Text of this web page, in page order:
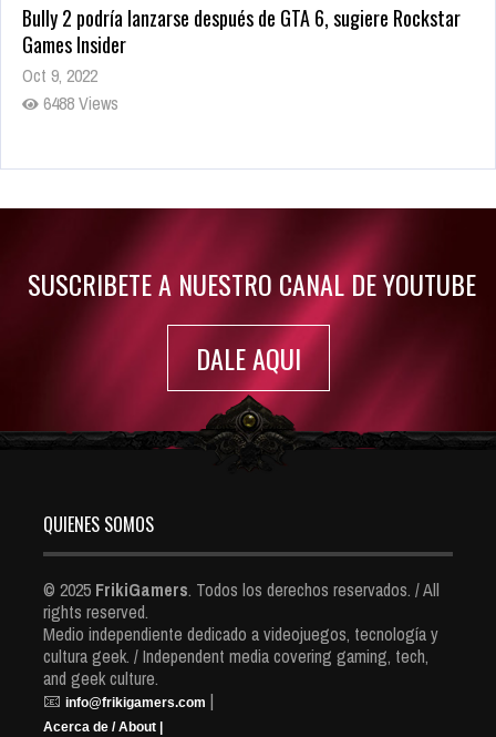
Bully 2 podría lanzarse después de GTA 6, sugiere Rockstar
Games Insider
Oct 9, 2022
6488 Views
Rumor: Se filtran los primeros detalles de Resident Evil 9
SUSCRIBETE A NUESTRO CANAL DE YOUTUBE
DALE AQUI
QUIENES SOMOS
© 2025 FrikiGamers. Todos los derechos reservados. / All
rights reserved.
Medio independiente dedicado a videojuegos, tecnología y
cultura geek. / Independent media covering gaming, tech,
and geek culture.
📧 info@frikigamers.com |
Acerca de / About |